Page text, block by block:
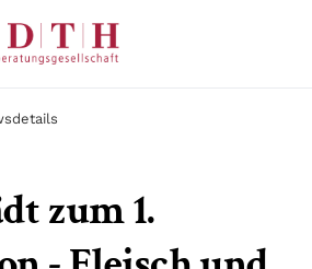
zum 1.